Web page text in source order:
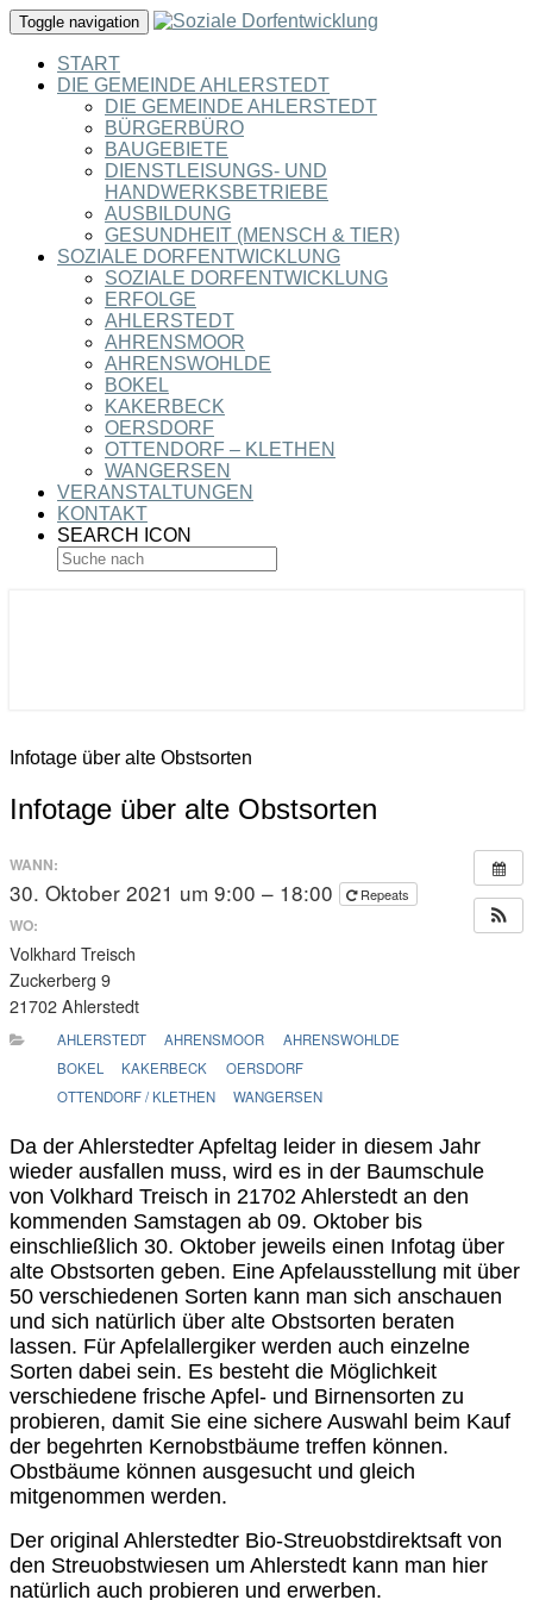
Toggle navigation
START
DIE GEMEINDE AHLERSTEDT
DIE GEMEINDE AHLERSTEDT
BÜRGERBÜRO
BAUGEBIETE
DIENSTLEISUNGS- UND
HANDWERKSBETRIEBE
AUSBILDUNG
GESUNDHEIT (MENSCH & TIER)
SOZIALE DORFENTWICKLUNG
SOZIALE DORFENTWICKLUNG
ERFOLGE
AHLERSTEDT
AHRENSMOOR
AHRENSWOHLDE
BOKEL
KAKERBECK
OERSDORF
OTTENDORF – KLETHEN
WANGERSEN
VERANSTALTUNGEN
KONTAKT
SEARCH ICON
Infotage über alte Obstsorten
Infotage über alte Obstsorten
WANN:
30. Oktober 2021 um 9:00 – 18:00 Repeats
WO:
Volkhard Treisch
Zuckerberg 9
21702 Ahlerstedt
AHLERSTEDT AHRENSMOOR
AHRENSWOHLDE
BOKEL
KAKERBECK
OERSDORF
OTTENDORF / KLETHEN
WANGERSEN
Da der Ahlerstedter Apfeltag leider in diesem Jahr
wieder ausfallen muss, wird es in der Baumschule
von Volkhard Treisch in 21702 Ahlerstedt an den
kommenden Samstagen ab 09. Oktober bis
einschließlich 30. Oktober jeweils einen Infotag über
alte Obstsorten geben. Eine Apfelausstellung mit über
50 verschiedenen Sorten kann man sich anschauen
und sich natürlich über alte Obstsorten beraten
lassen. Für Apfelallergiker werden auch einzelne
Sorten dabei sein. Es besteht die Möglichkeit
verschiedene frische Apfel- und Birnensorten zu
probieren, damit Sie eine sichere Auswahl beim Kauf
der begehrten Kernobstbäume treffen können.
Obstbäume können ausgesucht und gleich
mitgenommen werden.
Der original Ahlerstedter Bio-Streuobstdirektsaft von
den Streuobstwiesen um Ahlerstedt kann man hier
natürlich auch probieren und erwerben.